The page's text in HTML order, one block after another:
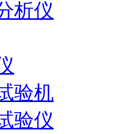
析仪
验机
验仪